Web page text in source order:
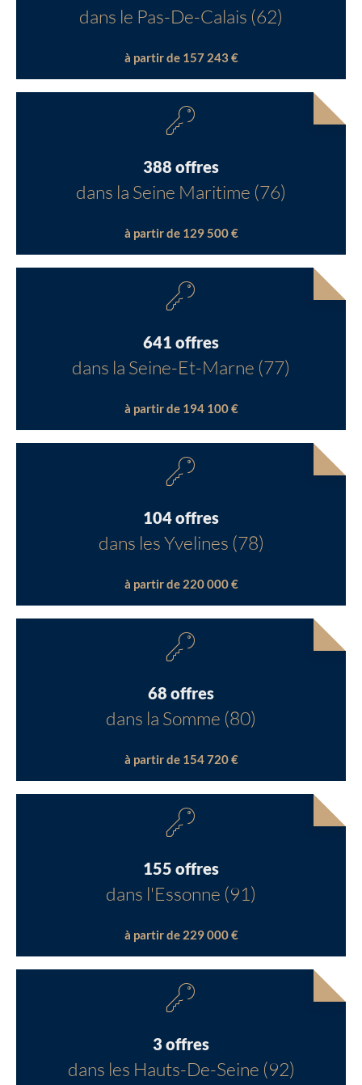
dans le Pas-De-Calais (62)
à partir de 157 243 €
388 offres
dans la Seine Maritime (76)
à partir de 129 500 €
641 offres
dans la Seine-Et-Marne (77)
à partir de 194 100 €
104 offres
dans les Yvelines (78)
à partir de 220 000 €
68 offres
dans la Somme (80)
à partir de 154 720 €
155 offres
dans l'Essonne (91)
à partir de 229 000 €
3 offres
dans les Hauts-De-Seine (92)